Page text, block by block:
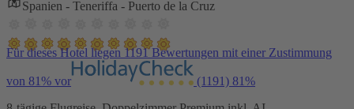
Spanien - Teneriffa - Puerto de la Cruz
Für dieses Hotel liegen 1191 Bewertungen mit einer Zustimmung
von 81% vor (1191) 81%